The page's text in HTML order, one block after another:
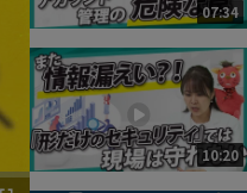
07:34
10:20